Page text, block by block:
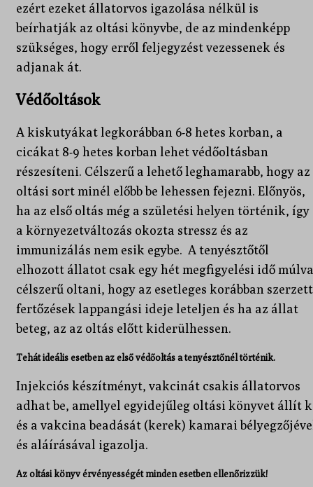
ezért ezeket állatorvos igazolása nélkül is
beírhatják az oltási könyvbe, de az mindenképp
szükséges, hogy erről feljegyzést vezessenek és
adjanak át.
Védőoltások
A kiskutyákat legkorábban 6-8 hetes korban, a
cicákat 8-9 hetes korban lehet védőoltásban
részesíteni. Célszerű a lehető leghamarabb, hogy az
oltási sort minél előbb be lehessen fejezni. Előnyös,
ha az első oltás még a születési helyen történik, így
a környezetváltozás okozta stressz és az
immunizálás nem esik egybe. A tenyésztőtől
elhozott állatot csak egy hét megfigyelési idő múlva
célszerű oltani, hogy az esetleges korábban szerzett
fertőzések lappangási ideje leteljen és ha az állat
beteg, az az oltás előtt kiderülhessen.
Tehát ideális esetben az első védőoltás a tenyésztőnél történik.
Injekciós készítményt, vakcinát csakis állatorvos
adhat be, amellyel egyidejűleg oltási könyvet állít
és a vakcina beadását (kerek) kamarai
és aláírásával igazolja.
Az oltási könyv érvényességét minden esetben ellenőrizzük!